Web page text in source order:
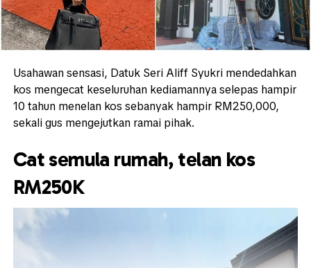
Usahawan sensasi, Datuk Seri Aliff Syukri mendedahkan
kos mengecat keseluruhan kediamannya selepas hampir
10 tahun menelan kos sebanyak hampir RM250,000,
sekali gus mengejutkan ramai pihak.
Cat semula rumah, telan kos
RM250K